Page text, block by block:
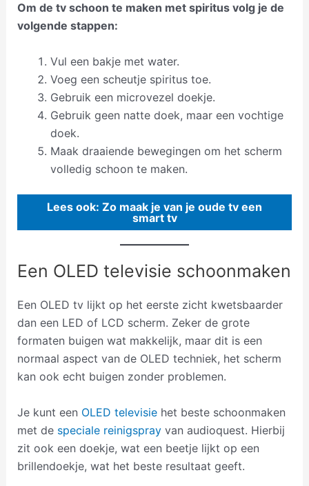
Om de tv schoon te maken met spiritus volg je de
volgende stappen:
Vul een bakje met water.
Voeg een scheutje spiritus toe.
Gebruik een microvezel doekje.
Gebruik geen natte doek, maar een vochtige
doek.
Maak draaiende bewegingen om het scherm
volledig schoon te maken.
Lees ook: Zo maak je van je oude tv een
smart tv
Een OLED televisie schoonmaken
Een OLED tv lijkt op het eerste zicht kwetsbaarder
dan een LED of LCD scherm. Zeker de grote
formaten buigen wat makkelijk, maar dit is een
normaal aspect van de OLED techniek, het scherm
kan ook echt buigen zonder problemen.
Je kunt een OLED televisiehet beste schoonmaken
met de speciale reinigsprayvan audioquest. Hierbij
zit ook een doekje, wat een beetje lijkt op een
brillendoekje, wat het beste resultaat geeft.